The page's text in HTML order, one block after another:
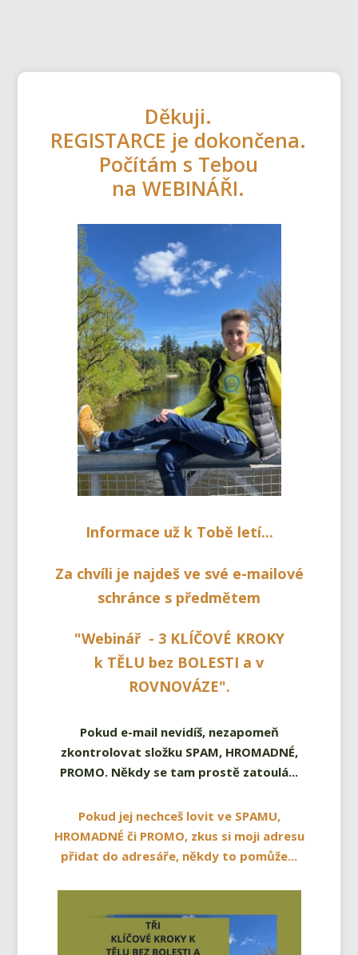
Děkuji.
REGISTARCE je dokončena.
Počítám s Tebou
na WEBINÁŘI.
Informace už k Tobě letí...
Za chvíli je najdeš ve své e-mailové
schránce s předmětem
"Webinář - 3 KLÍČOVÉ KROKY
k TĚLU bez BOLESTI a v
ROVNOVÁZE".
Pokud e-mail nevidíš, nezapomeň
zkontrolovat složku SPAM, HROMADNÉ,
PROMO. Někdy se tam prostě zatoulá...
Pokud jej nechceš lovit ve SPAMU,
HROMADNÉ či PROMO, zkus si moji adresu
přidat do adresáře, někdy to pomůže...